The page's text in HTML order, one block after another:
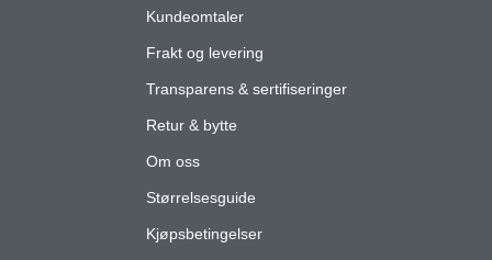
Kundeomtaler
Frakt og levering
Transparens & sertifiseringer
Retur & bytte
Om oss
Størrelsesguide
Kjøpsbetingelser